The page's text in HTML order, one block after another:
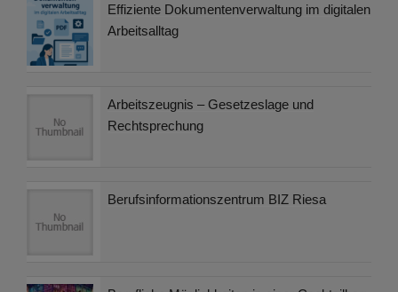
Effiziente Dokumentenverwaltung im digitalen
Arbeitsalltag
Arbeitszeugnis – Gesetzeslage und
Rechtsprechung
Berufsinformationszentrum BIZ Riesa